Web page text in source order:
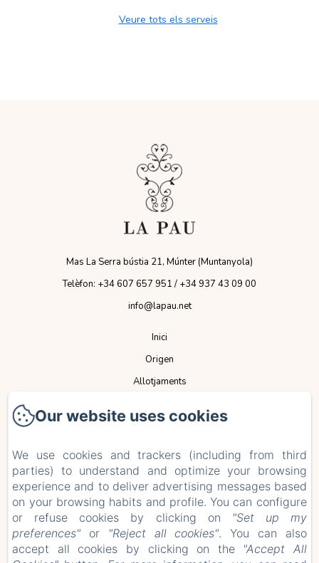
Veure tots els serveis
Mas La Serra bústia 21, Múnter (Muntanyola)
Telèfon: +34 607 657 951 / +34 937 43 09 00
info@lapau.net
Inici
Origen
Allotjaments
Serveis
Esdeveniments
Normativa
Contacte
ES
CA
Our website uses cookies
We use cookies and trackers (including from third
parties) to understand and optimize your browsing
experience and to deliver advertising messages based
on your browsing habits and profile. You can configure
or refuse cookies by clicking on
"Set up my
preferences" or "Reject all cookies". You can also
accept all cookies by clicking on the "Accept All